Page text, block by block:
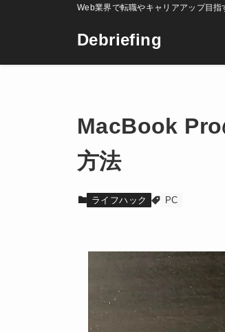
Web業界で転職やキャリアアップ目
Debriefing
MacBook Pro
方法
ライフハック PC